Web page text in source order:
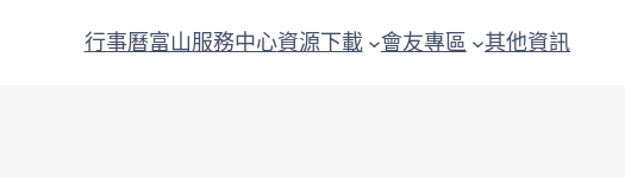
行事曆富山服務中心資源下載 會友專區 其他資訊